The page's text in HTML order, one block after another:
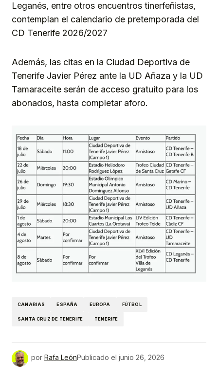
Leganés, entre otros encuentros tinerfeñistas,
contemplan el calendario de pretemporada del
CD Tenerife 2026/2027
Además, las citas en la Ciudad Deportiva de
Tenerife Javier Pérez ante la UD Añaza y la UD
Tamaraceite serán de acceso gratuito para los
abonados, hasta completar aforo.
CANARIAS ESPAÑA EUROPA FÚTBOL
SANTA CRUZ DE TENERIFE TENERIFE
por Rafa LeónPublicado el junio 26, 2026